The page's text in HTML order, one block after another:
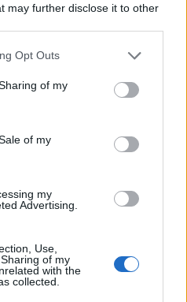
may further disclose it to other
uses one or more Google
behaviour. You may click to
and its third-party tags to
purposes in below Google
Opt Outs
of my
of my
my
Advertising.
Use,
of my
with the
collected.
από reCAPTCHA, ισχύουν
της Google.
Google News
την ειδησεογραφία και τα